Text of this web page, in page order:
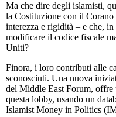
Ma che dire degli islamisti,
la Costituzione con il Corano
interezza e rigidità – e che,
modificare il codice fiscale
Uniti?
Finora, i loro contributi alle
sconosciuti. Una nuova
del Middle East Forum,
questa lobby, usando un
Islamist Money in Politics